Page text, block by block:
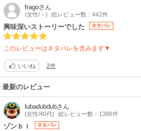
ます。
ひとつだけ、断言出来るのは面白いって事です。
何か参考になるレビューじゃなくてすみません。
続き出たら編集、更新します。
fragoさん
(女性/－) 総レビュー数：442件
興味深いストーリーでした ネタバレ
このレビューはネタバレを含みます▼
いいね 2件
最新のレビュー
lubadubdubさん
(女性/40代) 総レビュー数：1386件
ゾンｂｌ ネタバレ